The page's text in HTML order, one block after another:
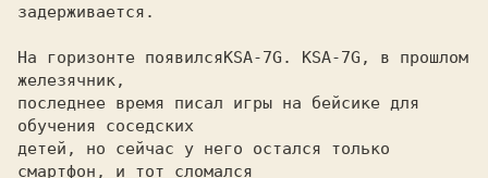
задерживается.
На горизонте появилсяKSA-7G. KSA-7G, в прошлом
последнее время писал игры на бейсике для
обучения соседских
детей, но сейчас у него остался только
смартфон, и тот сломался